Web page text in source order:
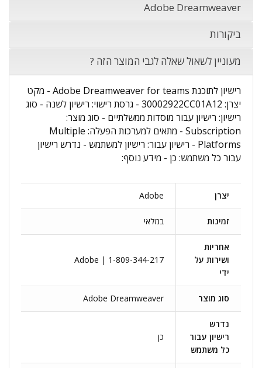
Adobe Dreamweaver
ביקורות
מעוניין לשאול שאלה לגבי המוצר הזה ?
רישיון לתוכנת Adobe Dreamweaver for teams - מקט
יצרן: 30002922CC01A12 - גרסת רישוי: רישיון לשנה - סוג
רישיון: רישיון עבור מוסדות ממשלתיים - סוג מוצר:
Subscription - מתאים למערכות הפעלה: Multiple
Platforms - רישיון עבור: רישיון למשתמש - נדרש רישיון
עבור כל משתמש: כן - מידע נוסף:
יצרן Adobe
זמינות במלאי
אחריות
ושירות על
ידי
Adobe | 1-809-344-217
סוג מוצר Adobe Dreamweaver
נדרש
רישיון עבור
כל משתמש
כן